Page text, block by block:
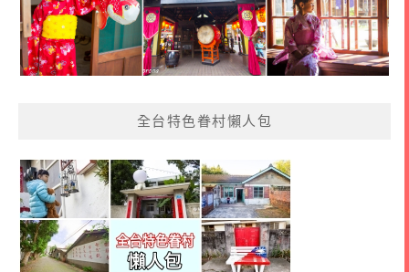
全台特色眷村懶人包